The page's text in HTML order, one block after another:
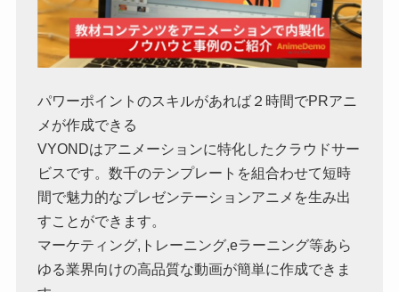
パワーポイントのスキルがあれば２時間でPRアニ
メが作成できる
VYONDはアニメーションに特化したクラウドサー
ビスです。数千のテンプレートを組合わせて短時
間で魅力的なプレゼンテーションアニメを生み出
すことができます。
マーケティング,トレーニング,eラーニング等あら
ゆる業界向けの高品質な動画が簡単に作成できま